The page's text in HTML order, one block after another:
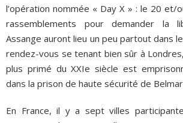
l’opération nommée « Day X » : le 20 et/
rassemblements pour demander la
Assange auront lieu un peu partout dans
rendez-vous se tenant bien sûr à
plus primé du XXIe siècle est
dans la prison de haute sécurité de
En France, il y a sept villes